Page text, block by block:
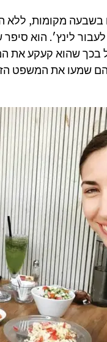
בשבעה מקומות, ללא
לינץ׳. הוא
בכך שהוא קעקע את
שמעו את המשפט